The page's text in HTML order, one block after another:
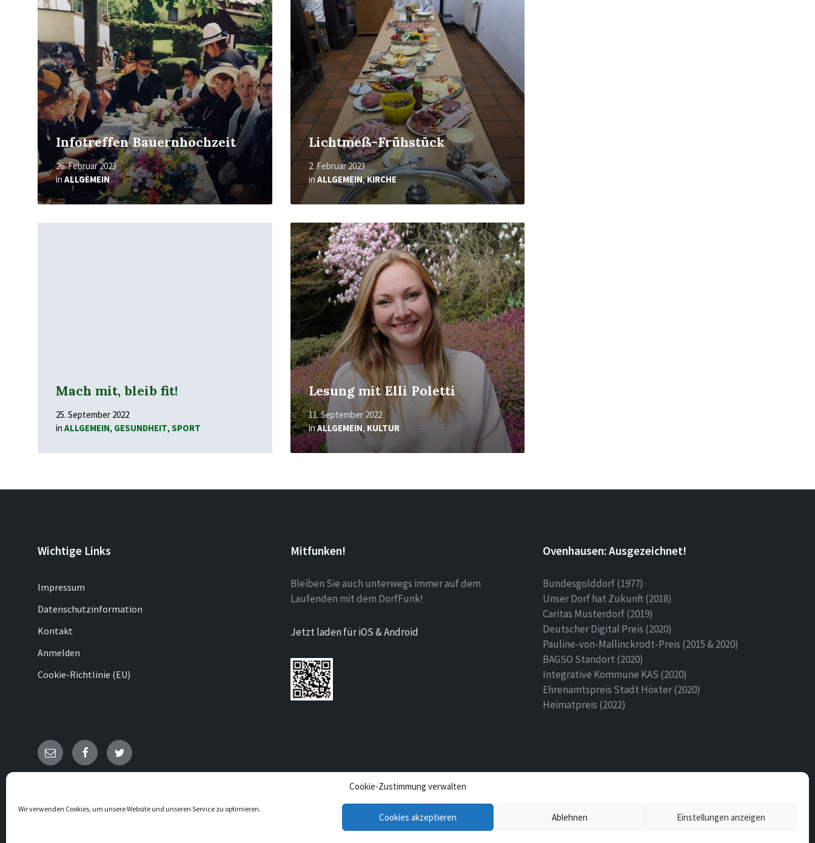
Cookie-Zustimmung verwalten
Wir verwenden Cookies, um unsere Website und unseren Service zu optimieren.
Cookies akzeptieren Ablehnen Einstellungen anzeigen
Infotreffen Bauernhochzeit
26. Februar 2023
inALLGEMEIN
Lichtmeß-Frühstück
2. Februar 2023
in ALLGEMEIN,KIRCHE
Mach mit, bleib fit!
25. September 2022
in ALLGEMEIN, GESUNDHEIT, SPORT
Mehr
Lesung mit Elli Poletti
11. September 2022
inALLGEMEIN,KULTUR
Mehr
erfahren
Wichtige Links
Impressum
Datenschutzinformation
Kontakt
Anmelden
Cookie-Richtlinie (EU)
Mitfunken!
Bleiben Sie auch unterwegs immer auf dem
Laufenden mit dem DorfFunk!
Jetzt laden für iOS & Android
Ovenhausen: Ausgezeichnet!
Bundesgolddorf (1977)
Unser Dorf hat Zukunft (2018)
Caritas Musterdorf (2019)
Deutscher Digital Preis (2020)
Pauline-von-Mallinckrodt-Preis (2015 & 2020)
BAGSO Standort (2020)
Integrative Kommune KAS (2020)
Ehrenamtspreis Stadt Höxter (2020)
Heimatpreis (2022)
E- FacebookTwitter